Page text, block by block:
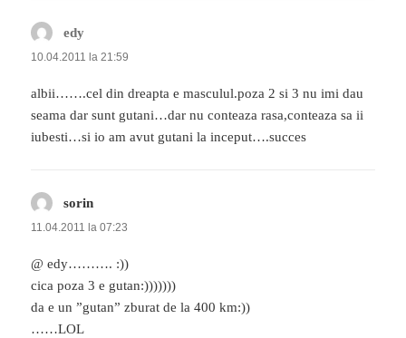
edy
10.04.2011 la 21:59
albii…….cel din dreapta e masculul.poza 2 si 3 nu imi dau
seama dar sunt gutani…dar nu conteaza rasa,conteaza sa ii
iubesti…si io am avut gutani la inceput….succes
sorin
11.04.2011 la 07:23
@ edy………. :))
cica poza 3 e gutan:)))))))
da e un ”gutan” zburat de la 400 km:))
……LOL